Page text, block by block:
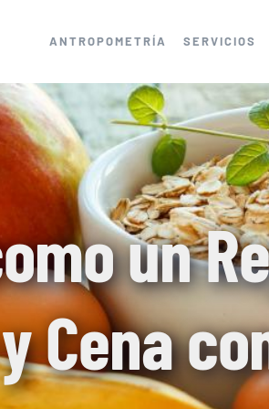
ANTROPOMETRÍA SERVICIOS
un
Cena